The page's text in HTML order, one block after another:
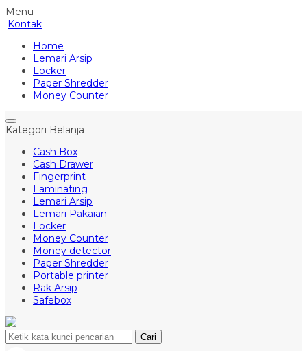
Menu
Kontak
Home
Lemari Arsip
Locker
Paper Shredder
Money Counter
Kategori Belanja
Cash Box
Cash Drawer
Fingerprint
Laminating
Lemari Arsip
Lemari Pakaian
Locker
Money Counter
Money detector
Paper Shredder
Portable printer
Rak Arsip
Safebox
Cari